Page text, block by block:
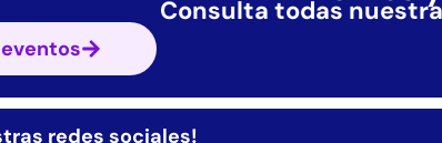
Consulta todas
redes sociales!